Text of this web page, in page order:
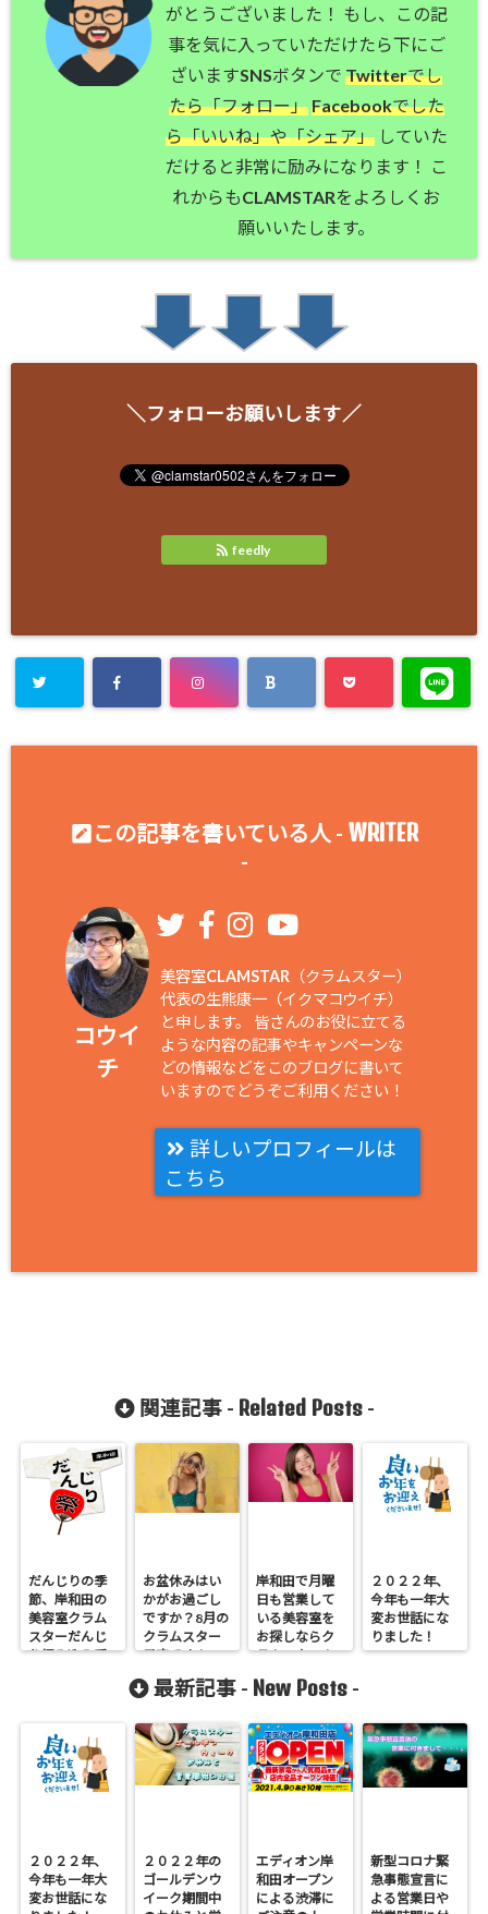
がとうございました！ もし、この記
事を気に入っていただけたら下にご
ざいますSNSボタンでTwitterでし
たら「フォロー」Facebookでした
ら「いいね」や「シェア」していた
だけると非常に励みになります！ こ
れからもCLAMSTARをよろしくお
願いいたします。
＼フォローお願いします／
feedly
この記事を書いている人 - WRITER
-
コウイ
チ
美容室CLAMSTAR（クラムスター）
代表の生熊康一（イクマコウイチ）
と申します。 皆さんのお役に立てる
ような内容の記事やキャンペーンな
どの情報などをこのブログに書いて
いますのでどうぞご利用ください！
詳しいプロフィールは
こちら
関連記事 - Related Posts-
だんじりの季
節、岸和田の
美容室クラム
スターだんじ
り編み込み受
お盆休みはい
かがお過ごし
ですか？8月の
クラムスター
予定です！
岸和田で月曜
日も営業して
いる美容室を
お探しならク
ラムスター！
２０２２年、
今年も一年大
変お世話にな
りました！
最新記事 - New Posts -
２０２２年、
今年も一年大
変お世話にな
２０２２年の
ゴールデンウ
イーク期間中
エディオン岸
和田オープン
による渋滞に
新型コロナ緊
急事態宣言に
よる営業日や